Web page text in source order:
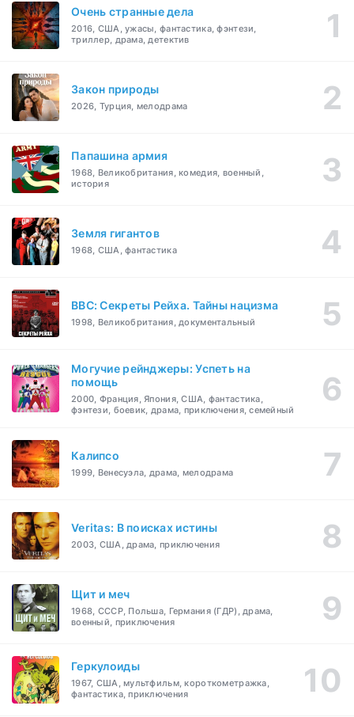
Очень странные дела
2016, США, ужасы, фантастика, фэнтези,
триллер, драма, детектив
Закон природы
2026, Турция, мелодрама
Папашина армия
1968, Великобритания, комедия, военный,
история
Земля гигантов
1968, США, фантастика
BBC: Секреты Рейха. Тайны нацизма
1998, Великобритания, документальный
Могучие рейнджеры: Успеть на
помощь
2000, Франция, Япония, США, фантастика,
фэнтези, боевик, драма, приключения, семейный
Калипсо
1999, Венесуэла, драма, мелодрама
Veritas: В поисках истины
2003, США, драма, приключения
Щит и меч
1968, СССР, Польша, Германия (ГДР), драма,
военный, приключения
Геркулоиды
1967, США, мультфильм, короткометражка,
фантастика, приключения